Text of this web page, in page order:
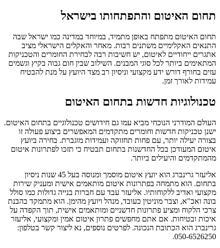
תחום האיטום והתפתחותו בישראל
תחום האיטום מתפתח באופן מתמיד, במיוחד במדינה כמו ישראל שבה
התנאים האקלימיים משתנים רבות. מאחר והאקלים הישראלי מציב
אתגרים ייחודיים לאיטום, יש חשיבות רבה לבחירת החומרים והטכניקות
המתאימים ביותר לכל סוגי המבנים. השילוב שבין חום גבוה בקיץ וגשמים
עזים בחורף דורש ידע מקצועי וניסיון רב מצד היועץ על מנת להבטיח
עמידות לאורך זמן.
טכנולוגיות חדשות בתחום האיטום
העולם המודרני הנוכחי מביא עמו גם חידושים טכנולוגיים בתחום האיטום.
ישנן טכניקות חדשות וחומרים מתקדמים המאפשרים ביצוע פעולה זו
בצורה יעילה יותר, עם פחות תחזוקה ועמידות מוגברת. בחירה ביועץ
איטום המעודכן בכל החדשנות בתחום תבטיח כי תזכו לפתרונות איטום
מהמתקדמים והיעילים ביותר.
אליעזר גרינברג הוא יועץ איטום מוסמך ומנוסה בעל 45 שנות ניסיון
בתחום. הוא מתמחה בפתרונות איטום מותאמים אישית ומעניק שירות
מקצועי ואדיב ללקוחותיו. אליעזר עבד עם חברות בנייה גדולות כמו סולל
בונה ואכ"א, וצבר מוניטין כעובד, מנהל ויועץ מהימן. הוא מתמקד בהבנת
צרכי הלקוח ומציע פתרונות חדשניים ומותאמים אישית, תוך הקפדה על
איכות ובטיחות. אם אתם מחפשים פתרון איטום אמין ומקצועי, אליעזר
גרינברג הוא הכתובת הנכונה. לפרטים נוספים, נא ליצור קשר בטלפון:
050-6526250.